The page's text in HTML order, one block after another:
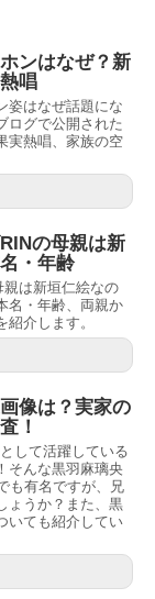
ンはなぜ？新
唱
姿はなぜ話題にな
ログで公開された
実熱唱、家族の空
の母親は新
・年齢
は新垣仁絵なの
名・年齢、両親か
介します。
像は？実家の
！
して活躍している
そんな黒羽麻璃央
も有名ですが、兄
ょうか？また、黒
いても紹介してい